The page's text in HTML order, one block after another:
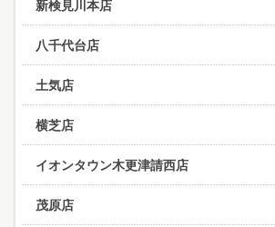
新検見川本店
八千代台店
土気店
横芝店
イオンタウン木更津請西店
茂原店